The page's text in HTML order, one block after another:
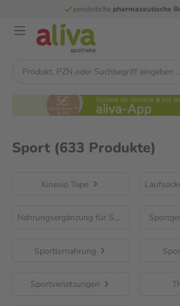
persönliche pharmazeutische
Sport (633 Produkte)
Kinesio Tape
Nahrungsergänzung für Sportler
Sportlernahrung
Sportverletzungen